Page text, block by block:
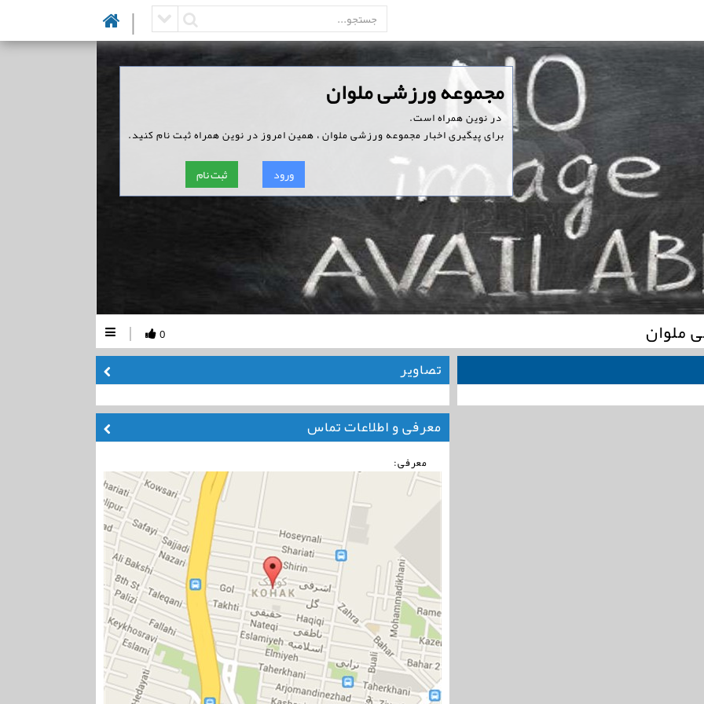
|
‏مجموعه ورزشی ملوان
‏ در نوین همراه است.
برای پیگیری اخبار مجموعه ورزشی ملوان ، همین امروز در نوین همراه ثبت نام کنید.
ورود ثبت نام
ملوان 0
|
تصاویر
معرفی و اطلاعات تماس
معرفی: